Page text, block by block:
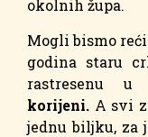
okolnih župa.
Mogli bismo reći
godina staru
rastresenu u
korijeni. A svi
jednu biljku, za